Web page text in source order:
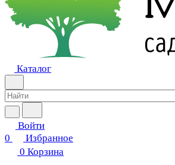
Каталог
Войти
0
Избранное
0 Корзина